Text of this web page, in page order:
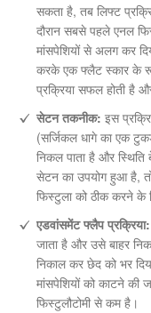
सकता है, तब लिफ्ट
दौरान सबसे पहले एनल
मांसपेशियों से अलग कर
करके एक फ्लैट स्कार के
प्रक्रिया सफल होती है
सेटन तकनीक: इस
(सर्जिकल धागे का एक
निकल पाता है और स्थिति
सेटन का उपयोग हुआ है,
फिस्टुला को ठीक करने
एडवांसमेंट फ्लैप प्रक्रिया:
जाता है और उसे बाहर
निकाल कर छेद को भर
मांसपेशियों को काटने
फिस्टुलौटोमी से कम है।